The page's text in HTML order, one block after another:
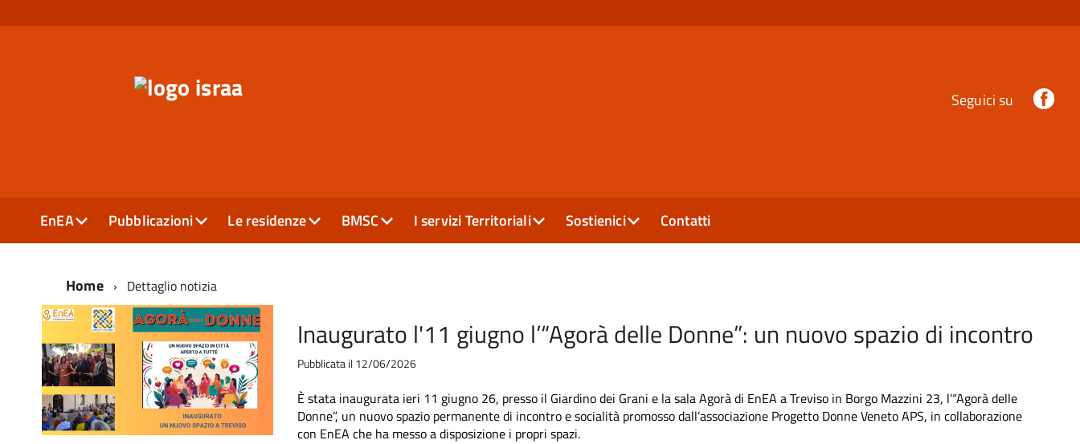
Seguici su
EnEA Pubblicazioni Le residenze BMSC I servizi Territoriali Sostienici Contatti
Home Dettaglio notizia
Inaugurato l'11 giugno l’“Agorà delle Donne”: un nuovo spazio di incontro
Pubblicata il 12/06/2026
È stata inaugurata ieri 11 giugno 26, presso il Giardino dei Grani e la sala Agorà di EnEA a Treviso in Borgo Mazzini 23, l’“Agorà delle
Donne”, un nuovo spazio permanente di incontro e socialità promosso dall’associazione Progetto Donne Veneto APS, in collaborazione
con EnEA che ha messo a disposizione i propri spazi.